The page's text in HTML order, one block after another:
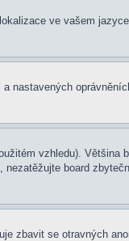
ve vašem
nastavených
vzhledu). Většina
board
zbavit se otravných